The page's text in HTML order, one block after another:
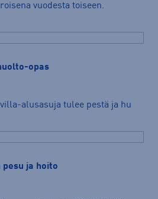
vuodesta toiseen.
opas
alusasuja tulee pestä ja hu
pesu ja hoito